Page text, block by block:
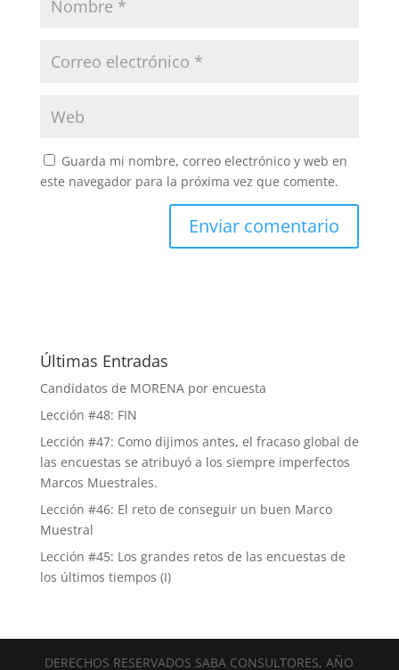
Guarda mi nombre, correo electrónico y web en
este navegador para la próxima vez que comente.
Últimas Entradas
Candidatos de MORENA por encuesta
Lección #48: FIN
Lección #47: Como dijimos antes, el fracaso global de
las encuestas se atribuyó a los siempre imperfectos
Marcos Muestrales.
Lección #46: El reto de conseguir un buen Marco
Muestral
Lección #45: Los grandes retos de las encuestas de
los últimos tiempos (I)
DERECHOS RESERVADOS SABA CONSULTORES, AÑO